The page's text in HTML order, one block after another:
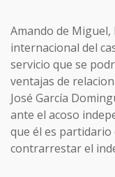
Amando de
internacional del
servicio que se
ventajas de
José García
ante el acoso
que él es
contrarrestar el